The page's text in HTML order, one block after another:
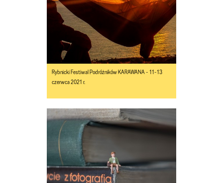
Rybnicki Festiwal Podróżników KARAWANA - 11-13
czerwca 2021 r.